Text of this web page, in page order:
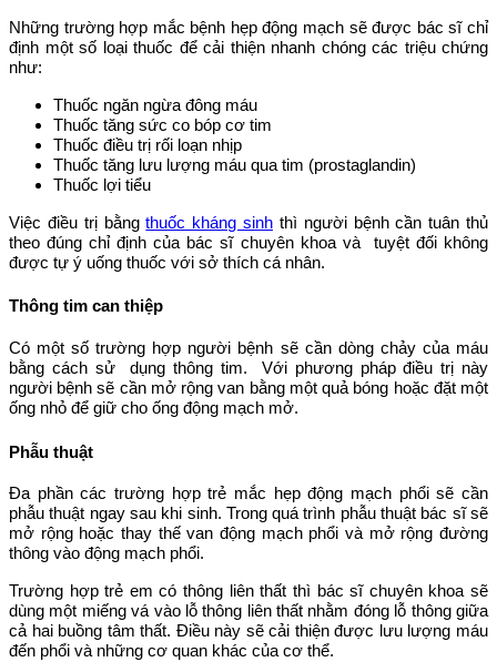
Những trường hợp mắc bệnh hẹp động mạch sẽ được bác sĩ chỉ
định một số loại thuốc để cải thiện nhanh chóng các triệu chứng
như:
Thuốc ngăn ngừa đông máu
Thuốc tăng sức co bóp cơ tim
Thuốc điều trị rối loạn nhịp
Thuốc tăng lưu lượng máu qua tim (prostaglandin)
Thuốc lợi tiểu
Việc điều trị bằngthuốc kháng sinh thì người bệnh cần tuân thủ
theo đúng chỉ định của bác sĩ chuyên khoa và tuyệt đối không
được tự ý uống thuốc với sở thích cá nhân.
Thông tim can thiệp
Có một số trường hợp người bệnh sẽ cần dòng chảy của máu
bằng cách sử dụng thông tim. Với phương pháp điều trị này
người bệnh sẽ cần mở rộng van bằng một quả bóng hoặc đặt một
ống nhỏ để giữ cho ống động mạch mở.
Phẫu thuật
Đa phần các trường hợp trẻ mắc hẹp động mạch phổi sẽ cần
phẫu thuật ngay sau khi sinh. Trong quá trình phẫu thuật bác sĩ sẽ
mở rộng hoặc thay thế van động mạch phổi và mở rộng đường
thông vào động mạch phổi.
Trường hợp trẻ em có thông liên thất thì bác sĩ chuyên khoa sẽ
dùng một miếng vá vào lỗ thông liên thất nhằm đóng lỗ thông giữa
cả hai buồng tâm thất. Điều này sẽ cải thiện được lưu lượng máu
đến phổi và những cơ quan khác của cơ thể.